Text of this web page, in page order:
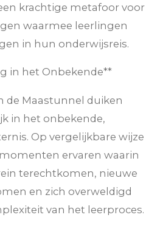
krachtige metafoor voor
waarmee leerlingen
in hun onderwijsreis.
in het Onbekende**
de Maastunnel duiken
in het onbekende,
Op vergelijkbare wijze
ervaren waarin
terechtkomen, nieuwe
en zich overweldigd
van het leerproces.